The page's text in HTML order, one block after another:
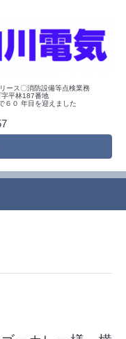
ース〇消防設備等点検業務
平林187番地
６０ 年目を迎えました